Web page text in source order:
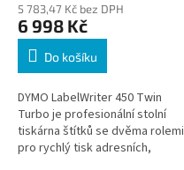
5 783,47 Kč bez DPH
6 998 Kč
Do košíku
DYMO LabelWriter 450 Twin
Turbo je profesionální stolní
tiskárna štítků se dvěma rolemi
pro rychlý tisk adresních,